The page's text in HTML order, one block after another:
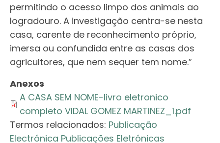
permitindo o acesso limpo dos animais ao
logradouro. A investigação centra-se nesta
casa, carente de reconhecimento próprio,
imersa ou confundida entre as casas dos
agricultores, que nem sequer tem nome.”
Anexos
A CASA SEM NOME-livro eletronico
completo VIDAL GOMEZ MARTINEZ_1.pdf
Termos relacionados: Publicação
Electrónica Publicações Eletrónicas